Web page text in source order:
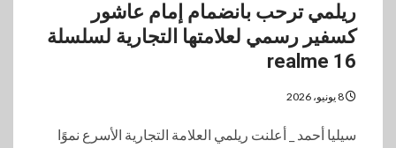
ريلمي ترحب بانضمام إمام عاشور
كسفير رسمي لعلامتها التجارية لسلسلة
realme 16
سيليا أحمد _ أعلنت ريلمي العلامة التجارية الأسرع نموًا